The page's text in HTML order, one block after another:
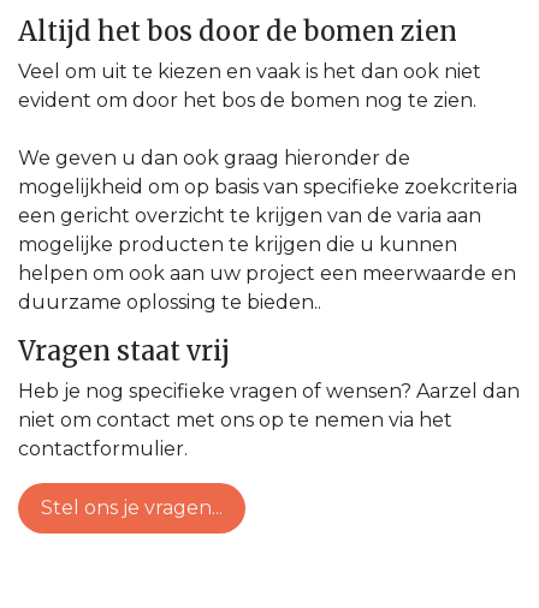
Altijd het bos door de bomen zien
Veel om uit te kiezen en vaak is het dan ook niet
evident om door het bos de bomen nog te zien.
We geven u dan ook graag hieronder de
mogelijkheid om op basis van specifieke zoekcriteria
een gericht overzicht te krijgen van de varia aan
mogelijke producten te krijgen die u kunnen
helpen om ook aan uw project een meerwaarde en
duurzame oplossing te bieden..
Vragen staat vrij
Heb je nog specifieke vragen of wensen? Aarzel dan
niet om contact met ons op te nemen via het
contactformulier.
Stel ons je vragen...